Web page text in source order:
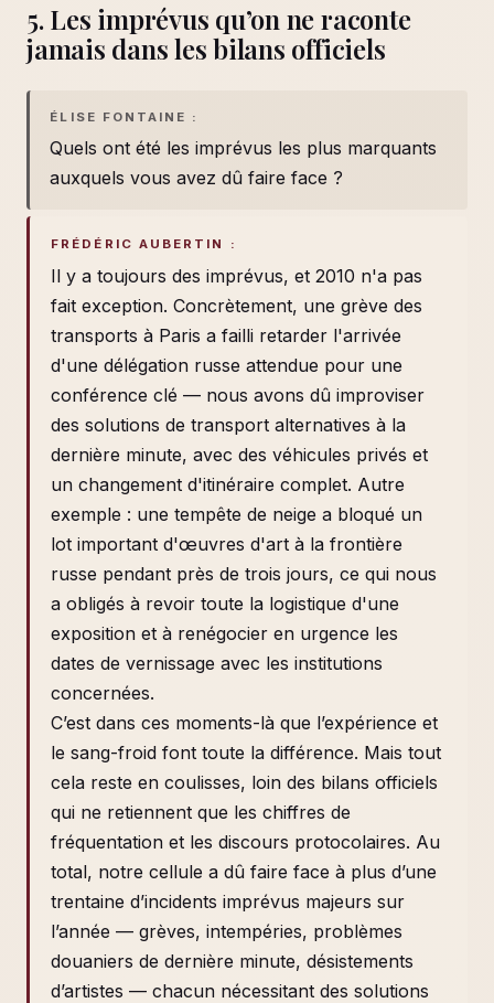
5. Les imprévus qu’on ne raconte
jamais dans les bilans officiels
ÉLISE FONTAINE :
Quels ont été les imprévus les plus marquants
auxquels vous avez dû faire face ?
FRÉDÉRIC AUBERTIN :
Il y a toujours des imprévus, et 2010 n'a pas
fait exception. Concrètement, une grève des
transports à Paris a failli retarder l'arrivée
d'une délégation russe attendue pour une
conférence clé — nous avons dû improviser
des solutions de transport alternatives à la
dernière minute, avec des véhicules privés et
un changement d'itinéraire complet. Autre
exemple : une tempête de neige a bloqué un
lot important d'œuvres d'art à la frontière
russe pendant près de trois jours, ce qui nous
a obligés à revoir toute la logistique d'une
exposition et à renégocier en urgence les
dates de vernissage avec les institutions
concernées.
C’est dans ces moments-là que l’expérience et
le sang-froid font toute la différence. Mais tout
cela reste en coulisses, loin des bilans officiels
qui ne retiennent que les chiffres de
fréquentation et les discours protocolaires. Au
total, notre cellule a dû faire face à plus d’une
trentaine d’incidents imprévus majeurs sur
l’année — grèves, intempéries, problèmes
douaniers de dernière minute, désistements
d’artistes — chacun nécessitant des solutions